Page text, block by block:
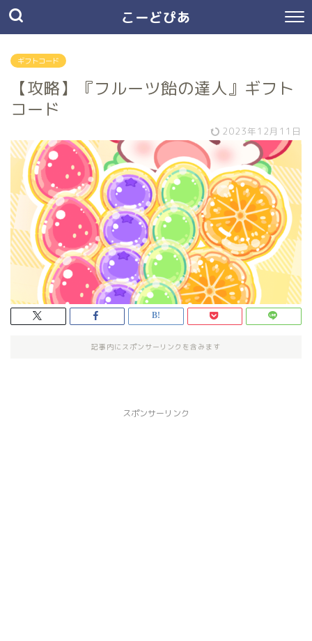
こーどぴあ
ギフトコード
【攻略】『フルーツ飴の達人』ギフト
コード
2023年12月11日
記事内にスポンサーリンクを含みます
スポンサーリンク